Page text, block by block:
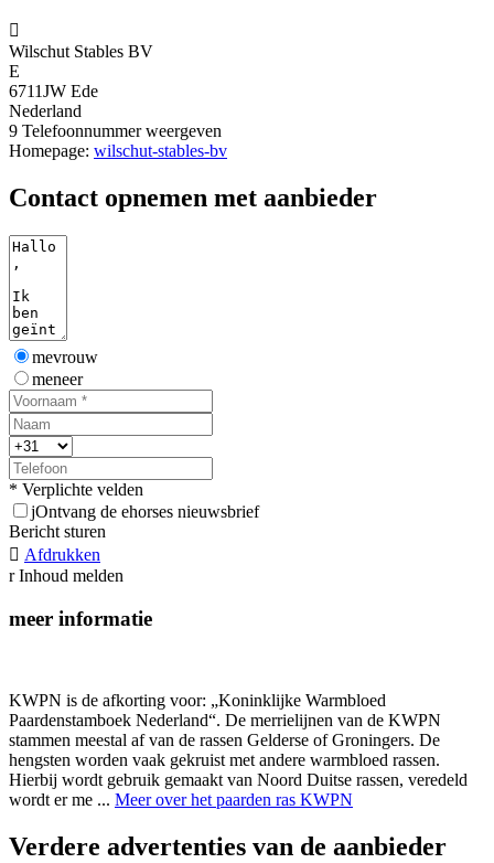

Wilschut Stables BV
E
6711JW Ede
Nederland
9 Telefoonnummer weergeven
Homepage: wilschut-stables-bv
Contact opnemen met aanbieder
mevrouw
meneer
* Verplichte velden
jOntvang de ehorses nieuwsbrief
Bericht sturen
 Afdrukken
r Inhoud melden
meer informatie
KWPN is de afkorting voor: „Koninklijke Warmbloed
Paardenstamboek Nederland“. De merrielijnen van de KWPN
stammen meestal af van de rassen Gelderse of Groningers. De
hengsten worden vaak gekruist met andere warmbloed rassen.
Hierbij wordt gebruik gemaakt van Noord Duitse rassen, veredeld
wordt er me ... Meer over het paarden ras KWPN
Verdere advertenties van de aanbieder